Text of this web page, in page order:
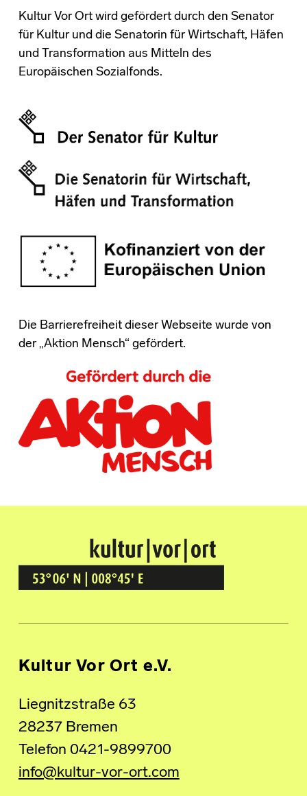
Kultur Vor Ort wird gefördert durch den Senator
für Kultur und die Senatorin für Wirtschaft, Häfen
und Transformation aus Mitteln des
Europäischen Sozialfonds.
Die Barrierefreiheit dieser Webseite wurde von
der „Aktion Mensch“ gefördert.
Kultur Vor Ort
BREMEN GRÖPELINGEN
Kultur Vor Ort e.V.
Liegnitzstraße 63
28237 Bremen
Telefon 0421-9899700
info@kultur-vor-ort.com